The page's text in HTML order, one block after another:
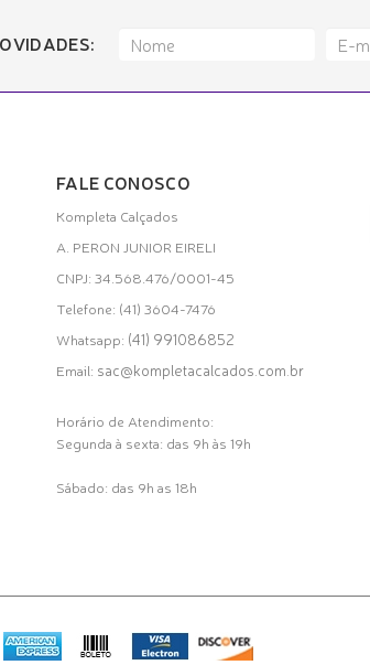
FALE CONOSCO
Kompleta Calçados
A. PERON JUNIOR EIRELI
CNPJ: 34.568.476/0001-45
Telefone: (41) 3604-7476
Whatsapp: (41) 991086852
Email: sac@kompletacalcados.com.br
Horário de Atendimento:
Segunda à sexta: das 9h às 19h
Sábado: das 9h as 18h